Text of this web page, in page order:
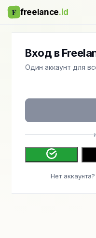
F freelance.id
Вход в
Один аккаунт для
Нет аккаунта?